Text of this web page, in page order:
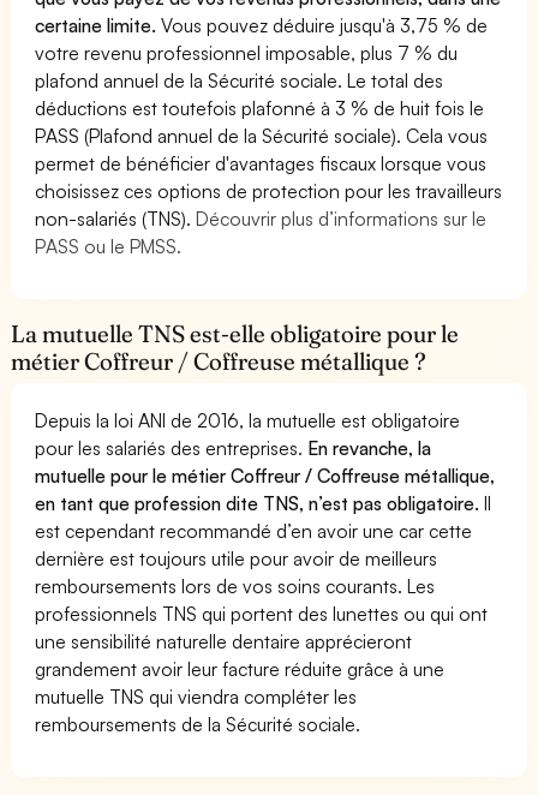
certaine limite.Vous pouvez déduire jusqu'à 3,75 % de
votre revenu professionnel imposable, plus 7 % du
plafond annuel de la Sécurité sociale. Le total des
déductions est toutefois plafonné à 3 % de huit fois le
PASS (Plafond annuel de la Sécurité sociale). Cela vous
permet de bénéficier d'avantages fiscaux lorsque vous
choisissez ces options de protection pour les travailleurs
non-salariés (TNS).Découvrir plus d’informations sur le
PASS ou le PMSS.
La mutuelle TNS est-elle obligatoire pour le
métier Coffreur / Coffreuse métallique ?
Depuis la loi ANI de 2016, la mutuelle est obligatoire
pour les salariés des entreprises. En revanche, la
mutuelle pour le métier Coffreur / Coffreuse métallique,
en tant que profession dite TNS, n’est pas obligatoire.Il
est cependant recommandé d’en avoir une car cette
dernière est toujours utile pour avoir de meilleurs
remboursements lors de vos soins courants. Les
professionnels TNS qui portent des lunettes ou qui ont
une sensibilité naturelle dentaire apprécieront
grandement avoir leur facture réduite grâce à une
mutuelle TNS qui viendra compléter les
remboursements de la Sécurité sociale.